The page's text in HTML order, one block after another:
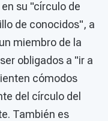
su "círculo de
de conocidos", a
miembro de la
obligados a "ir a
cómodos
del círculo del
También es